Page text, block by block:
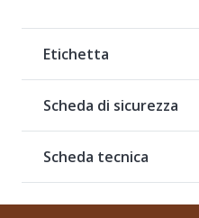
Etichetta
Scheda di sicurezza
Scheda tecnica